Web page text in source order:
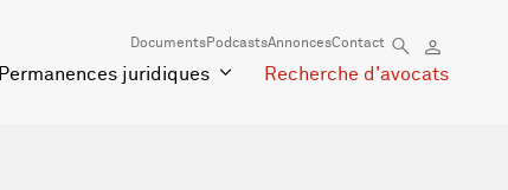
DocumentsPodcastsAnnoncesContact
Permanences juridiques Recherche d'avocats